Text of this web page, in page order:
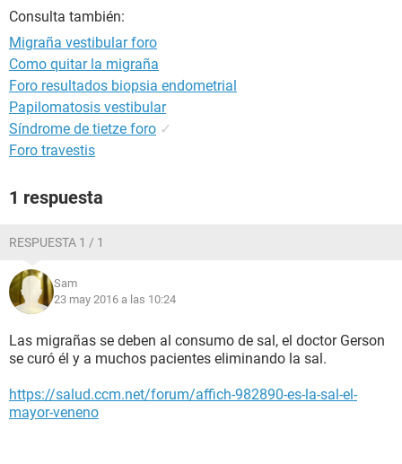
Consulta también:
Migraña vestibular foro
Como quitar la migraña
Foro resultados biopsia endometrial
Papilomatosis vestibular
Síndrome de tietze foro ✓
Foro travestis
1 respuesta
RESPUESTA 1 / 1
Sam
23 may 2016 a las 10:24
Las migrañas se deben al consumo de sal, el doctor Gerson
se curó él y a muchos pacientes eliminando la sal.
https://salud.ccm.net/forum/affich-982890-es-la-sal-el-
mayor-veneno